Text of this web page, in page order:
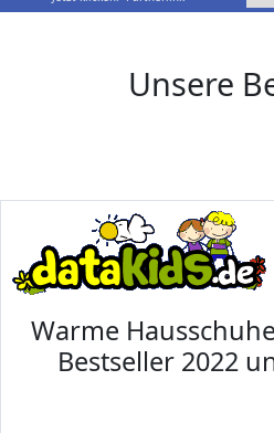
Unsere
Warme
Bestseller 2022